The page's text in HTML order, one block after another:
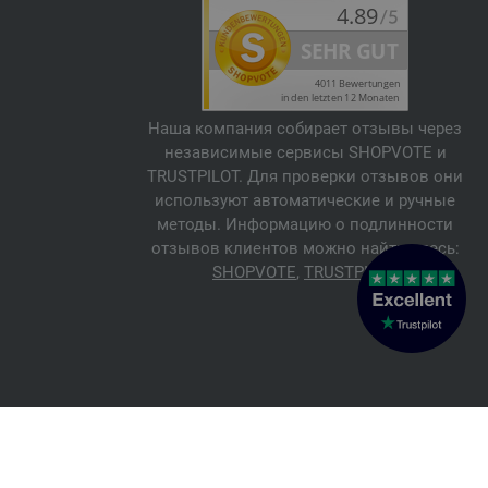
Наша компания собирает отзывы через
независимые сервисы SHOPVOTE и
TRUSTPILOT. Для проверки отзывов они
используют автоматические и ручные
методы. Информацию о подлинности
отзывов клиентов можно найти здесь:
SHOPVOTE, TRUSTPILOT